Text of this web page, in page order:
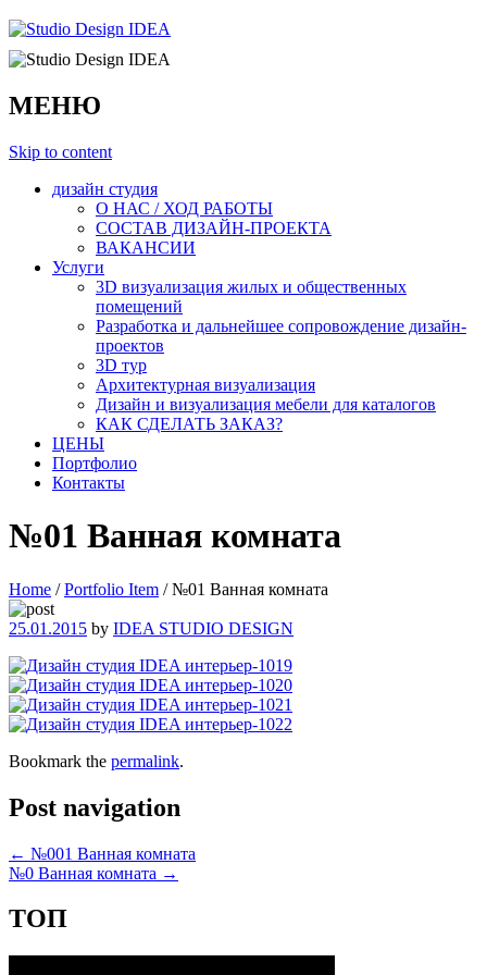
МЕНЮ
Skip to content
дизайн студия
О НАС / ХОД РАБОТЫ
СОСТАВ ДИЗАЙН-ПРОЕКТА
ВАКАНСИИ
Услуги
3D визуализация жилых и общественных
помещений
Разработка и дальнейшее сопровождение дизайн-
проектов
3D тур
Архитектурная визуализация
Дизайн и визуализация мебели для каталогов
КАК СДЕЛАТЬ ЗАКАЗ?
ЦЕНЫ
Портфолио
Контакты
№01 Ванная комната
Home /Portfolio Item /№01 Ванная комната
25.01.2015 by IDEA STUDIO DESIGN
Bookmark the permalink.
Post navigation
← №001 Ванная комната
№0 Ванная комната →
ТОП